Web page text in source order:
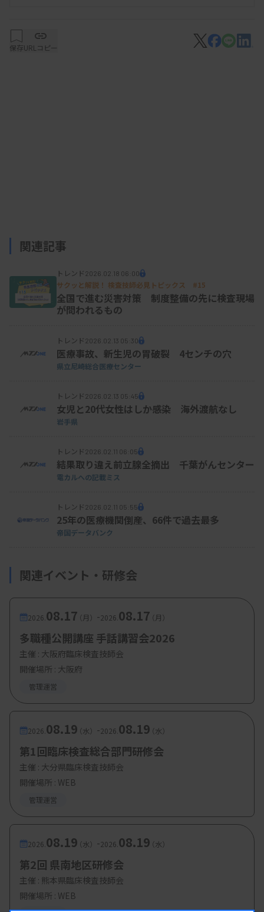
保存URLコピー
関連記事
トレンド 2026.02.18 06:00
サクッと解説！ 検査技師必見トピックス #15
全国で進む災害対策 制度整備の先に検査現場
が問われるもの
トレンド 2026.02.13 05:30
医療事故、新生児の胃破裂 4センチの穴
県立尼崎総合医療センター
トレンド 2026.02.13 05:45
女児と20代女性はしか感染 海外渡航なし
岩手県
トレンド 2026.02.11 06:05
結果取り違え前立腺全摘出 千葉がんセンター
電カルへの記載ミス
トレンド 2026.02.11 05:55
25年の医療機関倒産、66件で過去最多
帝国データバンク
関連イベント・研修会
2026. 08.17（月） -2026. 08.17（月）
多職種公開講座 手話講習会2026
主催 : 大阪府臨床検査技師会
開催場所 : 大阪府
管理運営
2026. 08.19（水） -2026. 08.19（水）
第1回臨床検査総合部門研修会
主催 : 大分県臨床検査技師会
開催場所 : WEB
管理運営
2026. 08.19（水） -2026. 08.19（水）
第2回 県南地区研修会
主催 : 熊本県臨床検査技師会
開催場所 : WEB